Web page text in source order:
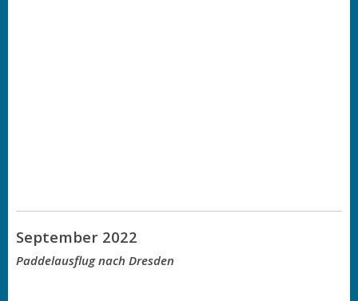
September 2022
Paddelausflug nach Dresden